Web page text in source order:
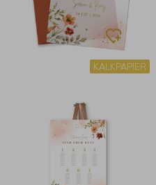
KALKPAPIER